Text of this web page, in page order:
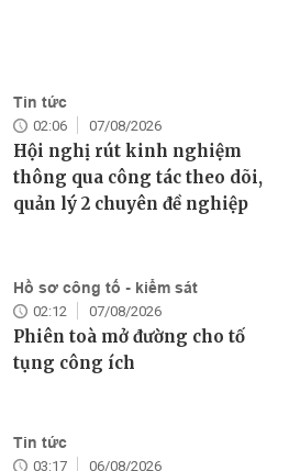
Tin tức
02:06 07/08/2026
Hội nghị rút kinh nghiệm
thông qua công tác theo dõi,
quản lý 2 chuyên đề nghiệp
Hồ sơ công tố - kiểm sát
02:12 07/08/2026
Phiên toà mở đường cho tố
tụng công ích
Tin tức
03:17 06/08/2026